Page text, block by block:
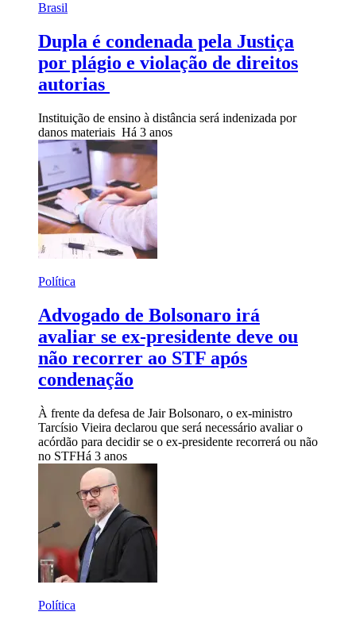
Brasil
Dupla é condenada pela Justiça
por plágio e violação de direitos
autorias
Instituição de ensino à distância será indenizada por
danos materiais Há 3 anos
Política
Advogado de Bolsonaro irá
avaliar se ex-presidente deve ou
não recorrer ao STF após
condenação
À frente da defesa de Jair Bolsonaro, o ex-ministro
Tarcísio Vieira declarou que será necessário avaliar o
acórdão para decidir se o ex-presidente recorrerá ou não
no STFHá 3 anos
Política